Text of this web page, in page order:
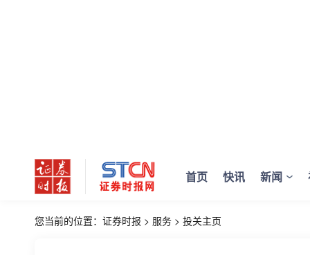
首页 快讯 新闻
您当前的位置： 证券时报 > 服务 > 投关主页